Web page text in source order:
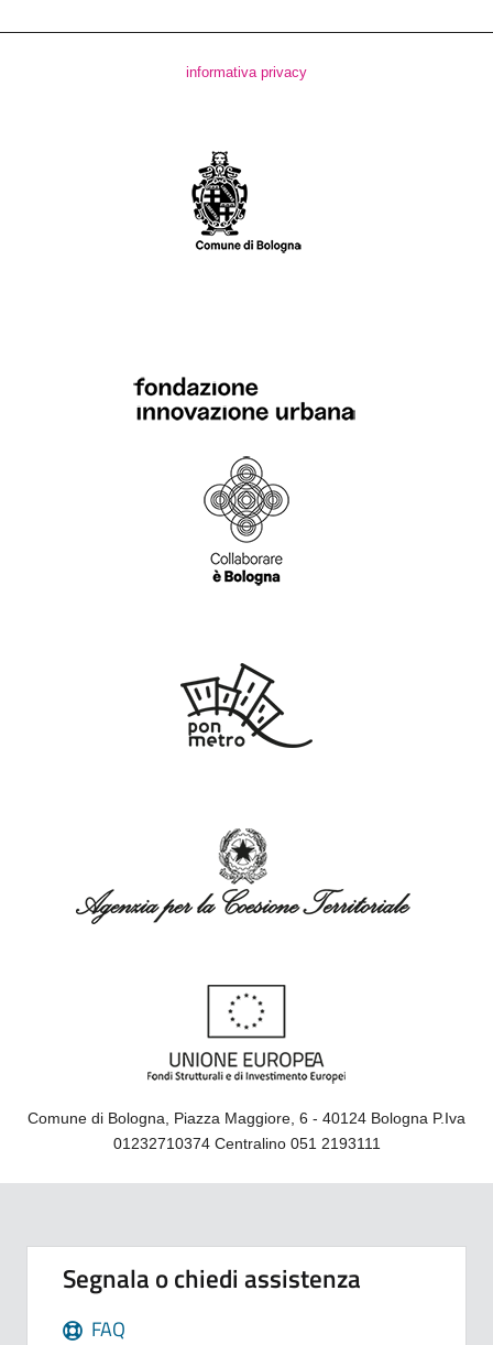
informativa privacy
Comune di Bologna, Piazza Maggiore, 6 - 40124 Bologna P.Iva
01232710374 Centralino 051 2193111
Segnala o chiedi assistenza
FAQ